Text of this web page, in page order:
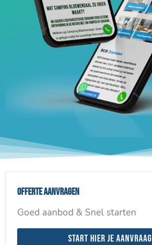
Offerte aanvragen
Goed aanbod & Snel starten
Start hier je aanvraag